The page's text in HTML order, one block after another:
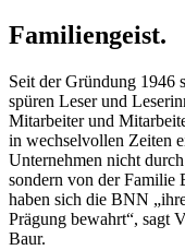
Familiengeist.
Seit der Gründung 1946
spüren Leser und
Mitarbeiter und
in wechselvollen Zeiten
Unternehmen nicht
sondern von der Familie
haben sich die BNN
Prägung bewahrt“, sagt
Baur.